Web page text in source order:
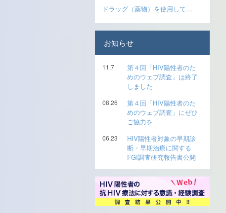
ドラッグ（薬物）を使用して…
お知らせ
11.7
第４回「HIV陽性者のた
めのウェブ調査」は終了
しました
08.26
第４回「HIV陽性者のた
めのウェブ調査」にぜひ
ご協力を
06.23
HIV陽性者対象の早期診
断・早期治療に関する
FGI調査研究報告書公開